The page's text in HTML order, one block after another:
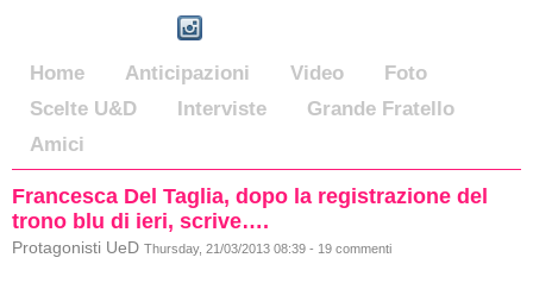
Home Anticipazioni Video
Foto
Scelte U&D
Interviste
Grande Fratello
Amici
Francesca Del Taglia, dopo la registrazione del
trono blu di ieri, scrive….
Protagonisti UeD Thursday, 21/03/2013 08:39 - 19 commenti